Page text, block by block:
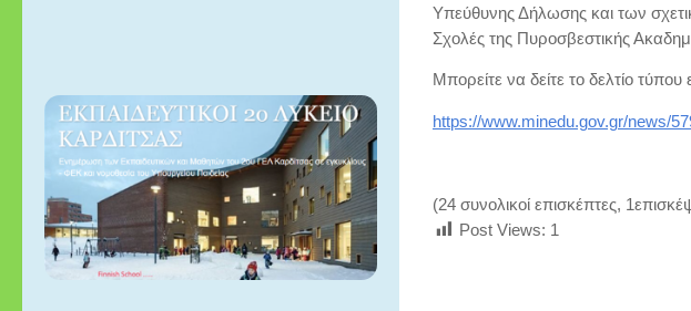
Υπεύθυνης Δήλωσης και των
Σχολές της Πυροσβεστικής
Μπορείτε να δείτε το δελτίο τύπου
https://www.minedu.gov.gr/news/
(24 συνολικοί επισκέπτες,
Post Views: 1
Τους μήνες Ιούλιο και Αύγουστο, το σχολείο θα είναι ανοικτό